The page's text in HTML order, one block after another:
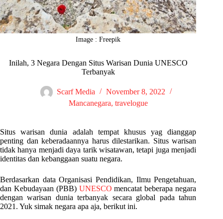
Image : Freepik
Inilah, 3 Negara Dengan Situs Warisan Dunia UNESCO
Terbanyak
Scarf Media
November 8, 2022
Mancanegara, travelogue
Situs warisan dunia adalah tempat khusus yag dianggap
penting dan keberadaannya harus dilestarikan. Situs warisan
tidak hanya menjadi daya tarik wisatawan, tetapi juga menjadi
identitas dan kebanggaan suatu negara.
Berdasarkan data Organisasi Pendidikan, Ilmu Pengetahuan,
dan Kebudayaan (PBB) UNESCO mencatat beberapa negara
dengan warisan dunia terbanyak secara global pada tahun
2021. Yuk simak negara apa aja, berikut ini.